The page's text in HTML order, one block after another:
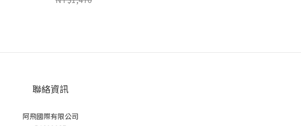
聯絡資訊
阿飛國際有限公司